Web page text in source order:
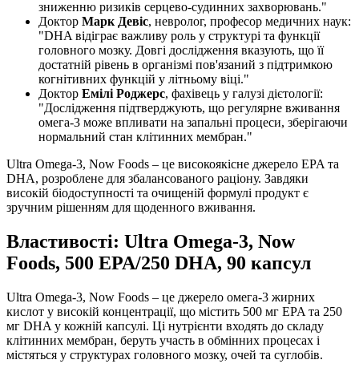
зниженню ризиків серцево-судинних захворювань."
Доктор Марк Девіс, невролог, професор медичних наук:
"DHA відіграє важливу роль у структурі та функції
головного мозку. Довгі дослідження вказують, що її
достатній рівень в організмі пов'язаний з підтримкою
когнітивних функцій у літньому віці."
Доктор Емілі Роджерс, фахівець у галузі дієтології:
"Дослідження підтверджують, що регулярне вживання
омега-3 може впливати на запальні процеси, зберігаючи
нормальний стан клітинних мембран."
Ultra Omega-3, Now Foods – це високоякісне джерело EPA та
DHA, розроблене для збалансованого раціону. Завдяки
високій біодоступності та очищеній формулі продукт є
зручним рішенням для щоденного вживання.
Властивості: Ultra Omega-3, Now
Foods, 500 EPA/250 DHA, 90 капсул
Ultra Omega-3, Now Foods – це джерело омега-3 жирних
кислот у високій концентрації, що містить 500 мг EPA та 250
мг DHA у кожній капсулі. Ці нутрієнти входять до складу
клітинних мембран, беруть участь в обмінних процесах і
містяться у структурах головного мозку, очей та суглобів.